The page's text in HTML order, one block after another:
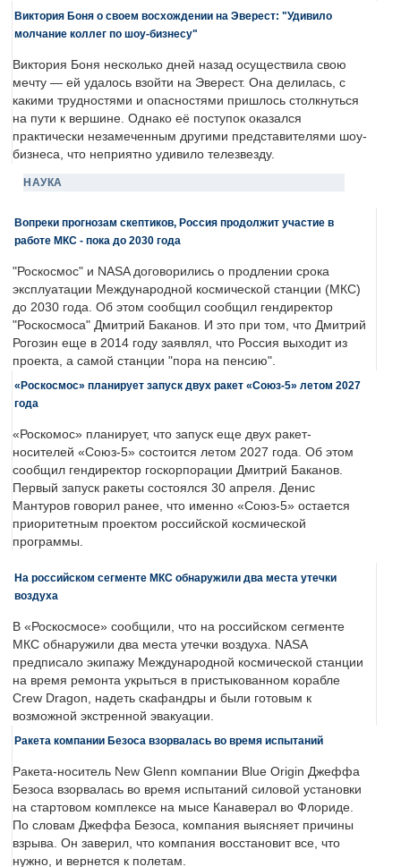
Виктория Боня о своем восхождении на Эверест: "Удивило
молчание коллег по шоу-бизнесу"
Виктория Боня несколько дней назад осуществила свою
мечту — ей удалось взойти на Эверест. Она делилась, с
какими трудностями и опасностями пришлось столкнуться
на пути к вершине. Однако её поступок оказался
практически незамеченным другими представителями шоу-
бизнеса, что неприятно удивило телезвезду.
НАУКА
Вопреки прогнозам скептиков, Россия продолжит участие в
работе МКС - пока до 2030 года
"Роскосмос" и NASA договорились о продлении срока
эксплуатации Международной космической станции (МКС)
до 2030 года. Об этом сообщил сообщил гендиректор
"Роскосмоса" Дмитрий Баканов. И это при том, что Дмитрий
Рогозин еще в 2014 году заявлял, что Россия выходит из
проекта, а самой станции "пора на пенсию".
«Роскосмос» планирует запуск двух ракет «Союз-5» летом 2027
года
«Роскомос» планирует, что запуск еще двух ракет-
носителей «Союз-5» состоится летом 2027 года. Об этом
сообщил гендиректор госкорпорации Дмитрий Баканов.
Первый запуск ракеты состоялся 30 апреля. Денис
Мантуров говорил ранее, что именно «Союз-5» остается
приоритетным проектом российской космической
программы.
На российском сегменте МКС обнаружили два места утечки
воздуха
В «Роскосмосе» сообщили, что на российском сегменте
МКС обнаружили два места утечки воздуха. NASA
предписало экипажу Международной космической станции
на время ремонта укрыться в пристыкованном корабле
Crew Dragon, надеть скафандры и были готовым к
возможной экстренной эвакуации.
Ракета компании Безоса взорвалась во время испытаний
Ракета-носитель New Glenn компании Blue Origin Джеффа
Безоса взорвалась во время испытаний силовой установки
на стартовом комплексе на мысе Канаверал во Флориде.
По словам Джеффа Безоса, компания выясняет причины
взрыва. Он заверил, что компания восстановит все, что
нужно, и вернется к полетам.